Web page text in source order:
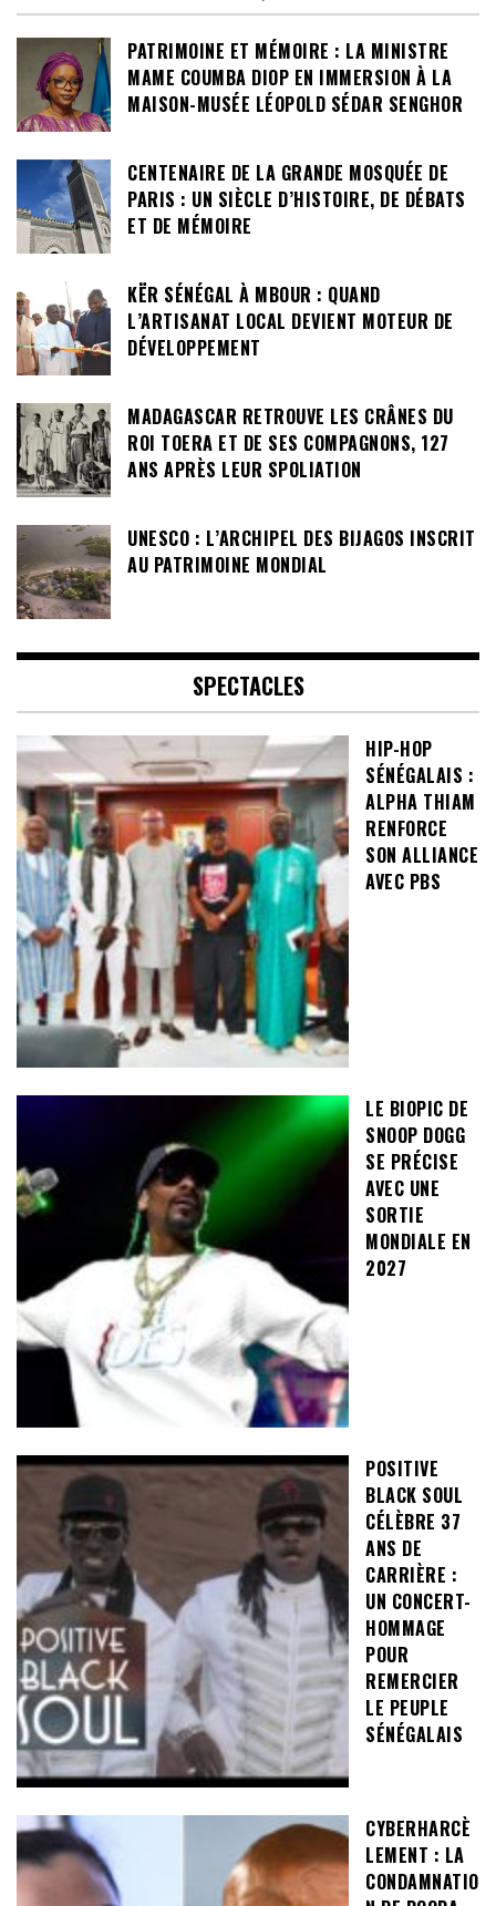
PATRIMOINE ET MÉMOIRE : LA MINISTRE
MAME COUMBA DIOP EN IMMERSION À LA
MAISON-MUSÉE LÉOPOLD SÉDAR SENGHOR
CENTENAIRE DE LA GRANDE MOSQUÉE DE
PARIS : UN SIÈCLE D’HISTOIRE, DE DÉBATS
ET DE MÉMOIRE
KËR SÉNÉGAL À MBOUR : QUAND
L’ARTISANAT LOCAL DEVIENT MOTEUR DE
DÉVELOPPEMENT
MADAGASCAR RETROUVE LES CRÂNES DU
ROI TOERA ET DE SES COMPAGNONS, 127
ANS APRÈS LEUR SPOLIATION
UNESCO : L’ARCHIPEL DES BIJAGOS INSCRIT
AU PATRIMOINE MONDIAL
SPECTACLES
HIP-HOP
SÉNÉGALAIS :
ALPHA THIAM
RENFORCE
SON ALLIANCE
AVEC PBS
LE BIOPIC DE
SNOOP DOGG
SE PRÉCISE
AVEC UNE
SORTIE
MONDIALE EN
2027
POSITIVE
BLACK SOUL
CÉLÈBRE 37
ANS DE
CARRIÈRE :
UN CONCERT-
HOMMAGE
POUR
REMERCIER
LE PEUPLE
SÉNÉGALAIS
CYBERHARCÈ
LEMENT : LA
CONDAMNATIO